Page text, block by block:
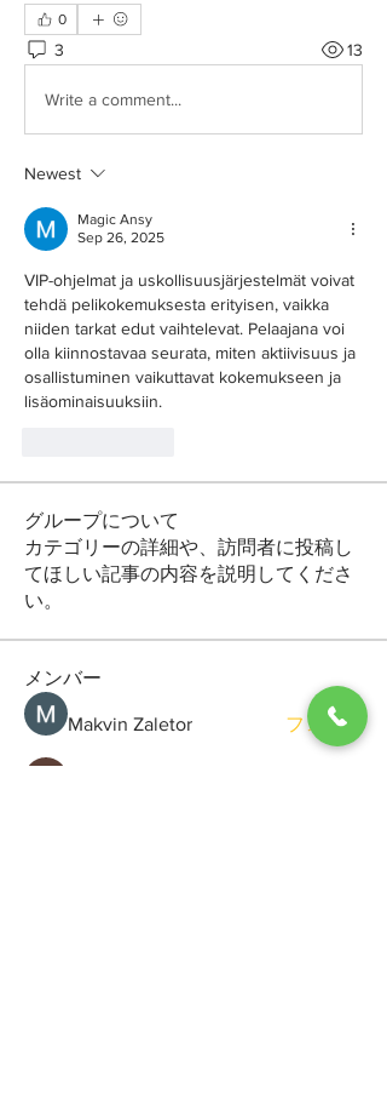
0
3 13
Write a comment...
Newest
Magic Ansy
Sep 26, 2025
VIP-ohjelmat ja uskollisuusjärjestelmät voivat
tehdä pelikokemuksesta erityisen, vaikka
niiden tarkat edut vaihtelevat. Pelaajana voi
olla kiinnostavaa seurata, miten aktiivisuus ja
osallistuminen vaikuttavat kokemukseen ja
lisäominaisuuksiin.
グループについて
カテゴリーの詳細や、訪問者に投稿し
てほしい記事の内容を説明してくださ
い。
メンバー
Makvin Zaletor フォロー